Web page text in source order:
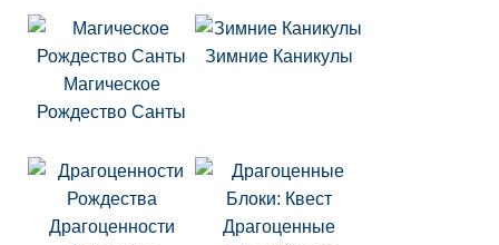
Магическое
Рождество Санты
Зимние Каникулы
Драгоценности
Драгоценные